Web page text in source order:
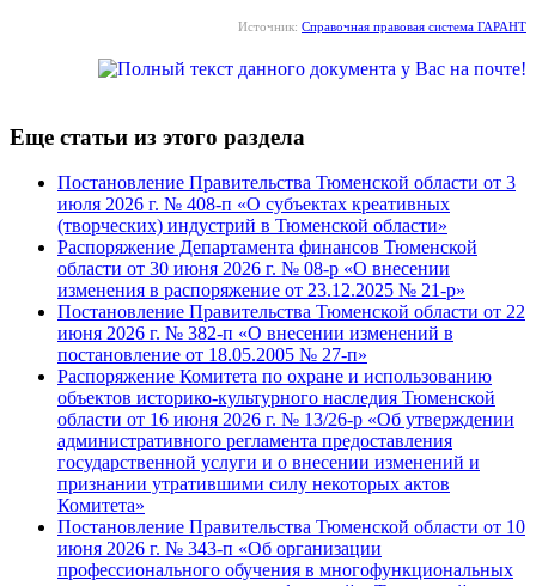
Источник: Справочная правовая система ГАРАНТ
Еще статьи из этого раздела
Постановление Правительства Тюменской области от 3
июля 2026 г. № 408-п «О субъектах креативных
(творческих) индустрий в Тюменской области»
Распоряжение Департамента финансов Тюменской
области от 30 июня 2026 г. № 08-р «О внесении
изменения в распоряжение от 23.12.2025 № 21-р»
Постановление Правительства Тюменской области от 22
июня 2026 г. № 382-п «О внесении изменений в
постановление от 18.05.2005 № 27-п»
Распоряжение Комитета по охране и использованию
объектов историко-культурного наследия Тюменской
области от 16 июня 2026 г. № 13/26-р «Об утверждении
административного регламента предоставления
государственной услуги и о внесении изменений и
признании утратившими силу некоторых актов
Комитета»
Постановление Правительства Тюменской области от 10
июня 2026 г. № 343-п «Об организации
профессионального обучения в многофункциональных